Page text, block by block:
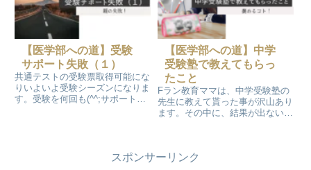
【医学部への道】受験
サポート失敗（１）
共通テストの受験票取得可能にな
りいよいよ受験シーズンになりま
す。受験を何回も(^^;サポートし
【医学部への道】中学
受験塾で教えてもらっ
たこと
Fラン教育ママは、中学受験塾の
先生に教えて貰った事が沢山あり
ます。その中に、結果が出ない時
た！とっても有り難たかった先生
スポンサーリンク